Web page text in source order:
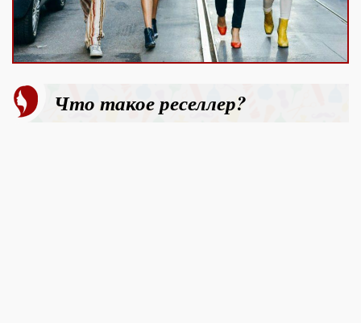
Что такое реселлер?